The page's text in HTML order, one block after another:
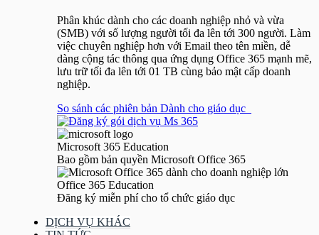
Phân khúc dành cho các doanh nghiệp nhỏ và vừa
(SMB) với số lượng người tối đa lên tới 300 người. Làm
việc chuyên nghiệp hơn với Email theo tên miền, dễ
dàng cộng tác thông qua ứng dụng Office 365 mạnh mẽ,
lưu trữ tối đa lên tới 01 TB cùng bảo mật cấp doanh
nghiệp.
So sánh các phiên bản Dành cho giáo dục
Microsoft 365 Education
Bao gồm bản quyền Microsoft Office 365
Office 365 Education
Đăng ký miễn phí cho tổ chức giáo dục
DỊCH VỤ KHÁC